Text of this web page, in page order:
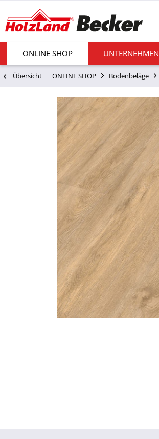
ONLINE SHOP UNTERNEHMEN
Übersicht ONLINE SHOP Bodenbeläge